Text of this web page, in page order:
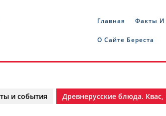
Главная Факты И
О Сайте Береста
и события Древнерусские блюда. Квас,